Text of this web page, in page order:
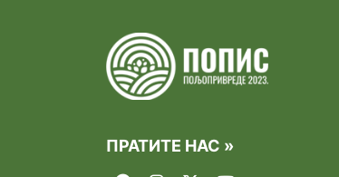
ПРАТИТЕ НАС »